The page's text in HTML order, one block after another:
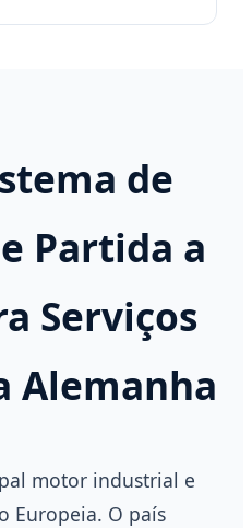
de
Partida a
Serviços
Alemanha
motor industrial e
Europeia. O país